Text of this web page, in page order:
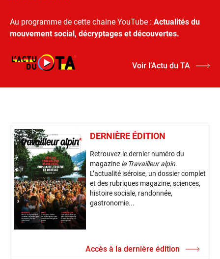
Au programme de cette chaine YouTube : Actualités du
mouvement social, décryptages et découvertes.
Voir l’Actu du TA
DERNIÈRE ÉDITION
Retrouvez le dernier numéro du
magazine le Travailleur alpin.
L’actualité iséroise, un dossier complet
et des rubriques magazine, sciences,
histoire sociale, randonnée,
gastronomie...
Accès à la dernière édition